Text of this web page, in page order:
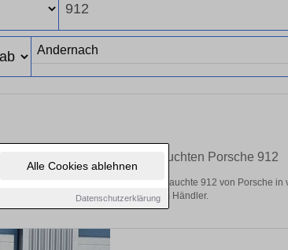
Alle Cookies ablehnen
Datenschutzerklärung
Sie in Andernach Ihren gebrauchten Porsche 912
Entdecken Sie gebrauchte 912 von Porsche
Preisklassen von privat und vom Händler.